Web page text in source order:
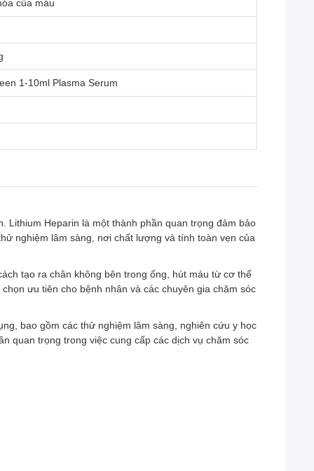
của máu
1-10ml Plasma Serum
Lithium Heparin là một thành phần quan trọng đảm bảo
nghiệm lâm sàng, nơi chất lượng và tính toàn vẹn của
tạo ra chân không bên trong ống, hút máu từ cơ thể
ưu tiên cho bệnh nhân và các chuyên gia chăm sóc
bao gồm các thử nghiệm lâm sàng, nghiên cứu y học
quan trọng trong việc cung cấp các dịch vụ chăm sóc